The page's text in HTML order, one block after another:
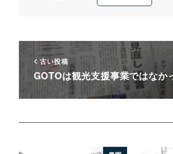
古い投稿
GOTOは観光支援事業ではなか